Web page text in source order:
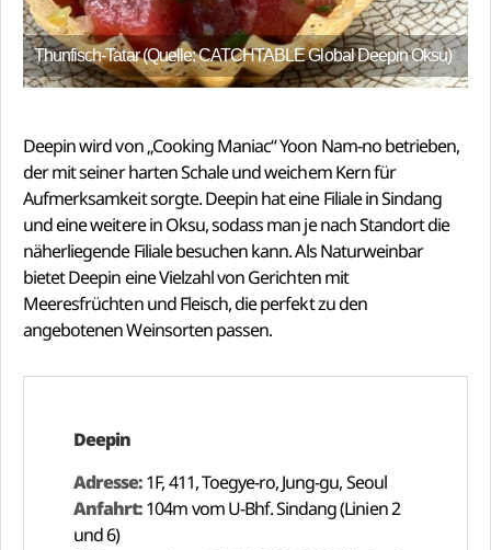
Thunfisch-Tatar (Quelle: CATCHTABLE Global Deepin Oksu)
Deepin wird von „Cooking Maniac“ Yoon Nam-no betrieben,
der mit seiner harten Schale und weichem Kern für
Aufmerksamkeit sorgte. Deepin hat eine Filiale in Sindang
und eine weitere in Oksu, sodass man je nach Standort die
näherliegende Filiale besuchen kann. Als Naturweinbar
bietet Deepin eine Vielzahl von Gerichten mit
Meeresfrüchten und Fleisch, die perfekt zu den
angebotenen Weinsorten passen.
Deepin
Adresse:1F, 411, Toegye-ro, Jung-gu, Seoul
Anfahrt:104m vom U-Bhf. Sindang (Linien 2
und 6)